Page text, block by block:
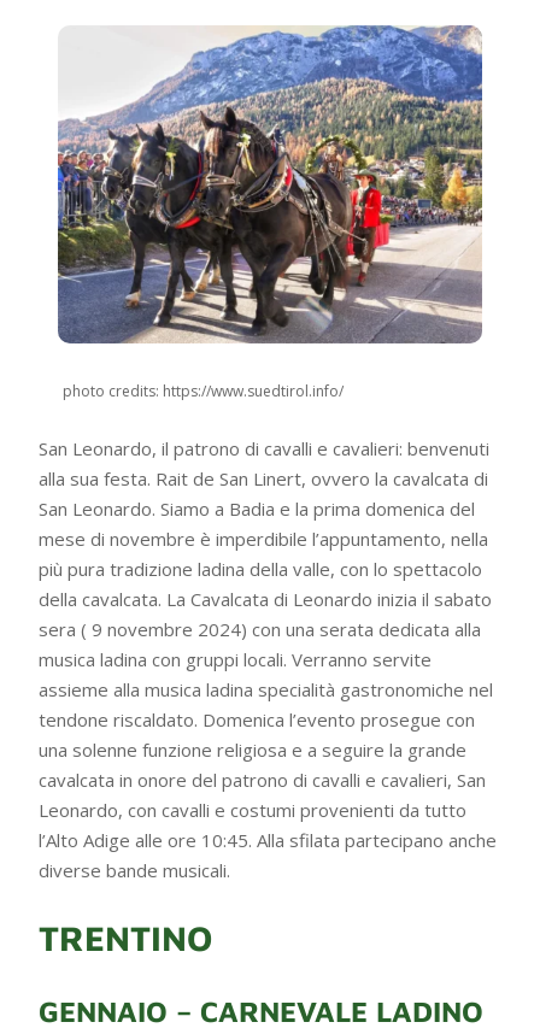
photo credits: https://www.suedtirol.info/
San Leonardo, il patrono di cavalli e cavalieri: benvenuti
alla sua festa. Rait de San Linert, ovvero la cavalcata di
San Leonardo. Siamo a Badia e la prima domenica del
mese di novembre è imperdibile l’appuntamento, nella
più pura tradizione ladina della valle, con lo spettacolo
della cavalcata. La Cavalcata di Leonardo inizia il sabato
sera ( 9 novembre 2024) con una serata dedicata alla
musica ladina con gruppi locali. Verranno servite
assieme alla musica ladina specialità gastronomiche nel
tendone riscaldato. Domenica l’evento prosegue con
una solenne funzione religiosa e a seguire la grande
cavalcata in onore del patrono di cavalli e cavalieri, San
Leonardo, con cavalli e costumi provenienti da tutto
l’Alto Adige alle ore 10:45. Alla sfilata partecipano anche
diverse bande musicali.
TRENTINO
GENNAIO – CARNEVALE LADINO